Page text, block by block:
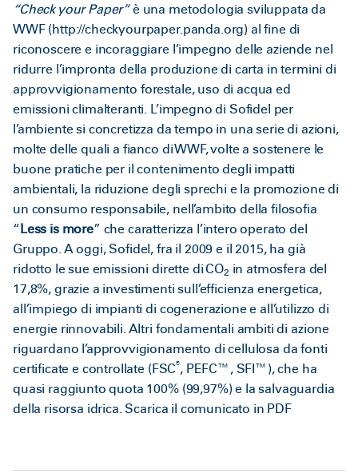
“Check your Paper”è una metodologia sviluppata da
WWF (http://checkyourpaper.panda.org) al fine di
riconoscere e incoraggiare l’impegno delle aziende nel
ridurre l’impronta della produzione di carta in termini di
approvvigionamento forestale, uso di acqua ed
emissioni climalteranti. L’impegno di Sofidel per
l’ambiente si concretizza da tempo in una serie di azioni,
molte delle quali a fianco di WWF, volte a sostenere le
buone pratiche per il contenimento degli impatti
ambientali, la riduzione degli sprechi e la promozione di
un consumo responsabile, nell’ambito della filosofia
“Less is more” che caratterizza l’intero operato del
Gruppo. A oggi, Sofidel, fra il 2009 e il 2015, ha già
ridotto le sue emissioni dirette di CO2 in atmosfera del
17,8%, grazie a investimenti sull’efficienza energetica,
all’impiego di impianti di cogenerazione e all’utilizzo di
energie rinnovabili. Altri fondamentali ambiti di azione
riguardano l’approvvigionamento di cellulosa da fonti
certificate e controllate (FSC®, PEFC™, SFI™), che ha
quasi raggiunto quota 100% (99,97%) e la salvaguardia
della risorsa idrica. Scarica il comunicato in PDF